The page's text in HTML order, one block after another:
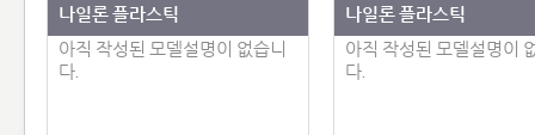
나일론 플라스틱
아직 작성된 모델설명이 없습니
다.
나일론 플라스틱
아직 작성된 모델설명이
다.